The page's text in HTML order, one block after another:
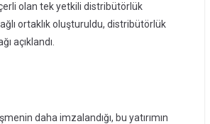
olan tek yetkili distribütörlük
ortaklık oluşturuldu, distribütörlük
açıklandı.
daha imzalandığı, bu yatırımın